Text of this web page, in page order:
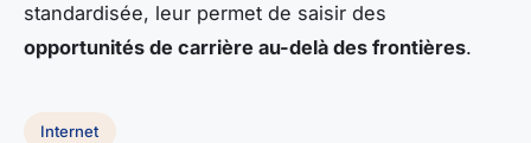
standardisée, leur permet de saisir des
opportunités de carrière au-delà des frontières.
Internet